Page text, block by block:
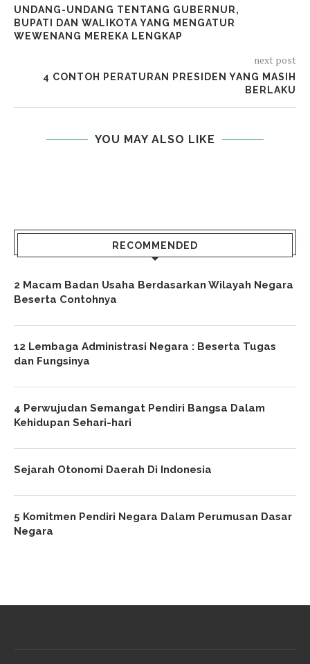
UNDANG-UNDANG TENTANG GUBERNUR,
BUPATI DAN WALIKOTA YANG MENGATUR
WEWENANG MEREKA LENGKAP
next post
4 CONTOH PERATURAN PRESIDEN YANG MASIH
BERLAKU
YOU MAY ALSO LIKE
RECOMMENDED
2 Macam Badan Usaha Berdasarkan Wilayah Negara
Beserta Contohnya
12 Lembaga Administrasi Negara : Beserta Tugas
dan Fungsinya
4 Perwujudan Semangat Pendiri Bangsa Dalam
Kehidupan Sehari-hari
Sejarah Otonomi Daerah Di Indonesia
5 Komitmen Pendiri Negara Dalam Perumusan Dasar
Negara